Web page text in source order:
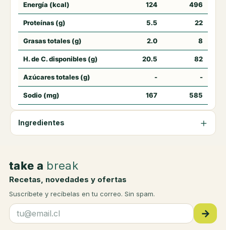
Energía (kcal) 124 496
Proteínas (g) 5.5 22
Grasas totales (g) 2.0 8
H. de C. disponibles (g) 20.5 82
Azúcares totales (g) - -
Sodio (mg) 167 585
Ingredientes
take a break
Recetas, novedades y ofertas
Suscríbete y recíbelas en tu correo. Sin spam.
→